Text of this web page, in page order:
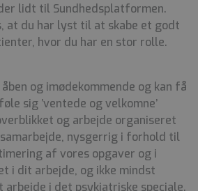
lidt til Sundhedsplatformen.
at du har lyst til at skabe et godt
hvor du har en stor rolle.
og imødekommende og kan få
sig ’ventede og velkomne’
og arbejde organiseret
nysgerrig i forhold til
af vores opgaver og i
i dit arbejde, og ikke mindst
i det psykiatriske speciale.